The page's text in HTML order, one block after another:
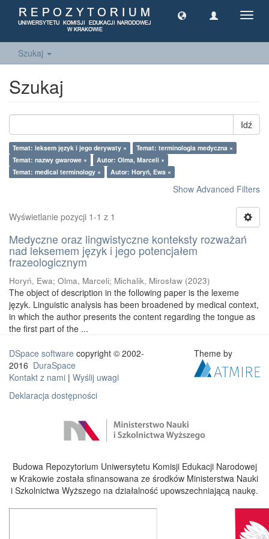
Szukaj
Szukaj
Idź
Temat: leksem język i jego derywaty ×
Temat: terminologia medyczna ×
Temat: nazwy gwarowe ×
Autor: Olma, Marceli ×
Temat: medical terminology ×
Autor: Horyń, Ewa ×
Show Advanced Filters
Wyświetlanie pozycji 1-1 z 1
Medyczne oraz lingwistyczne konteksty rozważań
nad leksemem język i jego potencjałem
frazeologicznym
Horyń, Ewa; Olma, Marceli; Michalik, Mirosław (2023)
The object of description in the following paper is the lexeme
język. Linguistic analysis has been broadened by medical context,
in which the author presents the content regarding the tongue as
the first part of the ...
DSpace software copyright © 2002-
2016 DuraSpace
Kontakt z nami | Wyślij uwagi
Deklaracja dostępności
Theme by
Budowa Repozytorium Uniwersytetu Komisji Edukacji Narodowej
w Krakowie została sfinansowana ze środków Ministerstwa Nauki
i Szkolnictwa Wyższego na działalność upowszechniającą naukę.